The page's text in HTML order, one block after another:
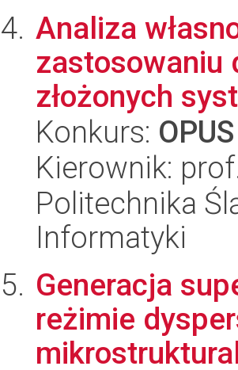
Analiza
zastosowaniu
złożonych
Konkurs:
Kierownik:
Politechnika
Informatyki
Generacja
reżimie